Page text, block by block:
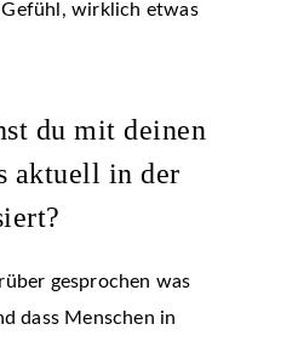
Gefühl, wirklich etwas
du mit deinen
aktuell in der
gesprochen was
dass Menschen in